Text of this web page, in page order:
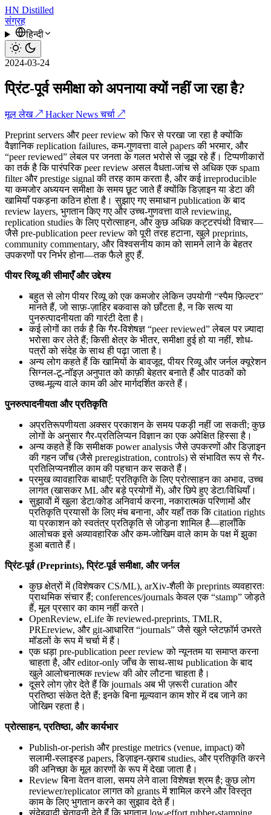
HN Distilled
संग्रह
हिन्दी
2024-03-24
प्रिंट-पूर्व समीक्षा को अपनाया क्यों नहीं जा रहा है?
मूल लेख ↗ Hacker News चर्चा ↗
Preprint servers और peer review को फिर से परखा जा रहा है क्योंकि
वैज्ञानिक replication failures, कम-गुणवत्ता वाले papers की भरमार, और
“peer reviewed” लेबल पर जनता के गलत भरोसे से जूझ रहे हैं। टिप्पणीकारों
का तर्क है कि पारंपरिक peer review असल वैधता-जांच से अधिक एक spam
filter और prestige signal की तरह काम करता है, और कई irreproducible
या कमजोर अध्ययन समीक्षा के समय छूट जाते हैं क्योंकि डिज़ाइन या डेटा की
खामियाँ पकड़ना कठिन होता है। सुझाए गए समाधान publication के बाद
review layers, भुगतान किए गए और उच्च-गुणवत्ता वाले reviewing,
replication studies के लिए प्रोत्साहन, और कुछ अधिक कट्टरपंथी विचार—
जैसे pre-publication peer review को पूरी तरह हटाना, खुले preprints,
community commentary, और विश्वसनीय काम को सामने लाने के बेहतर
उपकरणों पर निर्भर होना—तक फैले हुए हैं.
पीयर रिव्यू की सीमाएँ और उद्देश्य
बहुत से लोग पीयर रिव्यू को एक कमजोर लेकिन उपयोगी “स्पैम फ़िल्टर”
मानते हैं, जो साफ़-ज़ाहिर बकवास को छाँटता है, न कि सत्य या
पुनरुत्पादनीयता की गारंटी देता है।
कई लोगों का तर्क है कि गैर-विशेषज्ञ “peer reviewed” लेबल पर ज़्यादा
भरोसा कर लेते हैं; किसी क्षेत्र के भीतर, समीक्षा हुई हो या नहीं, शोध-
पत्रों को संदेह के साथ ही पढ़ा जाता है।
अन्य लोग कहते हैं कि खामियों के बावजूद, पीयर रिव्यू और जर्नल क्यूरेशन
सिग्नल-टू-नॉइज़ अनुपात को काफ़ी बेहतर बनाते हैं और पाठकों को
उच्च-मूल्य वाले काम की ओर मार्गदर्शित करते हैं।
पुनरुत्पादनीयता और प्रतिकृति
अप्रतिरूपणीयता अक्सर प्रकाशन के समय पकड़ी नहीं जा सकती; कुछ
लोगों के अनुसार गैर-प्रतिलिप्यन विज्ञान का एक अपेक्षित हिस्सा है।
अन्य कहते हैं कि समीक्षक power analysis जैसे उपकरणों और डिज़ाइन
की गहन जाँच (जैसे preregistration, controls) से संभावित रूप से गैर-
प्रतिलिप्यनशील काम की पहचान कर सकते हैं।
प्रमुख व्यावहारिक बाधाएँ: प्रतिकृति के लिए प्रोत्साहन का अभाव, उच्च
लागत (खासकर ML और बड़े प्रयोगों में), और छिपे हुए डेटा/विधियाँ।
सुझावों में खुला डेटा/कोड अनिवार्य करना, नकारात्मक परिणामों और
प्रतिकृति प्रयासों के लिए मंच बनाना, और यहाँ तक कि citation rights
या प्रकाशन को स्वतंत्र प्रतिकृति से जोड़ना शामिल है—हालाँकि
आलोचक इसे अव्यावहारिक और कम-जोखिम वाले काम के पक्ष में झुका
हुआ बताते हैं।
प्रिंट-पूर्व (Preprints), प्रिंट-पूर्व समीक्षा, और जर्नल
कुछ क्षेत्रों में (विशेषकर CS/ML), arXiv-शैली के preprints व्यवहारतः
प्राथमिक संचार हैं; conferences/journals केवल एक “stamp” जोड़ते
हैं, मूल प्रसार का काम नहीं करते।
OpenReview, eLife के reviewed-preprints, TMLR,
PREreview, और git-आधारित “journals” जैसे खुले प्लेटफ़ॉर्म उभरते
मॉडलों के रूप में चर्चा में हैं।
एक धड़ा pre-publication peer review को न्यूनतम या समाप्त करना
चाहता है, और editor-only जाँच के साथ-साथ publication के बाद
खुले आलोचनात्मक review की ओर लौटना चाहता है।
दूसरे लोग ज़ोर देते हैं कि journals अब भी ज़रूरी curation और
प्रतिष्ठा संकेत देते हैं; इनके बिना मूल्यवान काम शोर में दब जाने का
जोखिम रहता है।
प्रोत्साहन, प्रतिष्ठा, और कार्यभार
Publish-or-perish और prestige metrics (venue, impact) को
सलामी-स्लाइस्ड papers, डिज़ाइन-ख़राब studies, और प्रतिकृति करने
की अनिच्छा के मूल कारणों के रूप में देखा जाता है।
Review बिना वेतन वाला, समय लेने वाला विशेषज्ञ श्रम है; कुछ लोग
reviewer/replicator लागत को grants में शामिल करने और विस्तृत
काम के लिए भुगतान करने का सुझाव देते हैं।
संदेहवादी चेतावनी देते हैं कि भुगतान low-effort rubber-stamping,